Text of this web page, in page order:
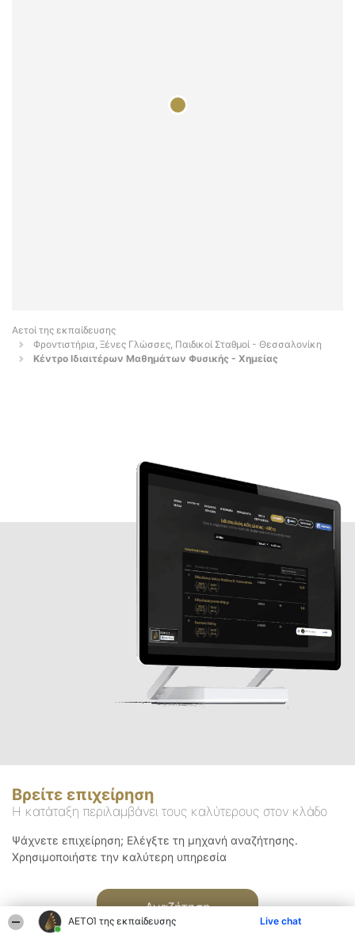
ΑΕΤΟΊ της εκπαίδευσης Live chat
Αετοί της εκπαίδευσης
Φροντιστήρια, Ξένες Γλώσσες, Παιδικοί Σταθμοί - Θεσσαλονίκη
Κέντρο Ιδιαιτέρων Μαθημάτων Φυσικής - Χημείας
Βρείτε επιχείρηση
Η κατάταξη περιλαμβάνει τους καλύτερους στον κλάδο
Ψάχνετε επιχείρηση; Ελέγξτε τη μηχανή αναζήτησης.
Χρησιμοποιήστε την καλύτερη υπηρεσία
Αναζήτηση